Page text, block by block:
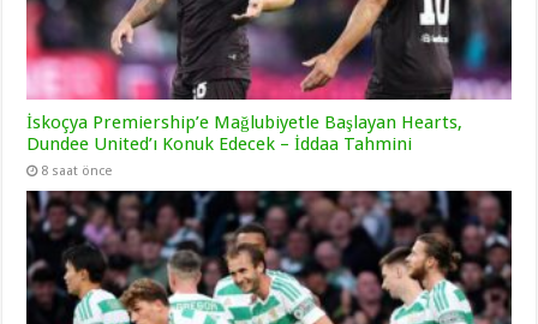
İskoçya Premiership’e Mağlubiyetle Başlayan Hearts,
Dundee United’ı Konuk Edecek – İddaa Tahmini
8 saat önce